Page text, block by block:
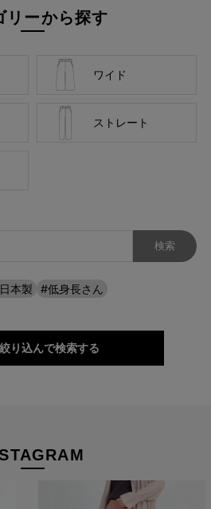
、日常を上質に
いる人、年齢を重ねるごとに輝く
ェで過ごす日常も、ふらっと楽し
すための商品づくりを目指してい
リーから探す
ワイド
ストレート
本製
#低身長さん
り込んで検索する